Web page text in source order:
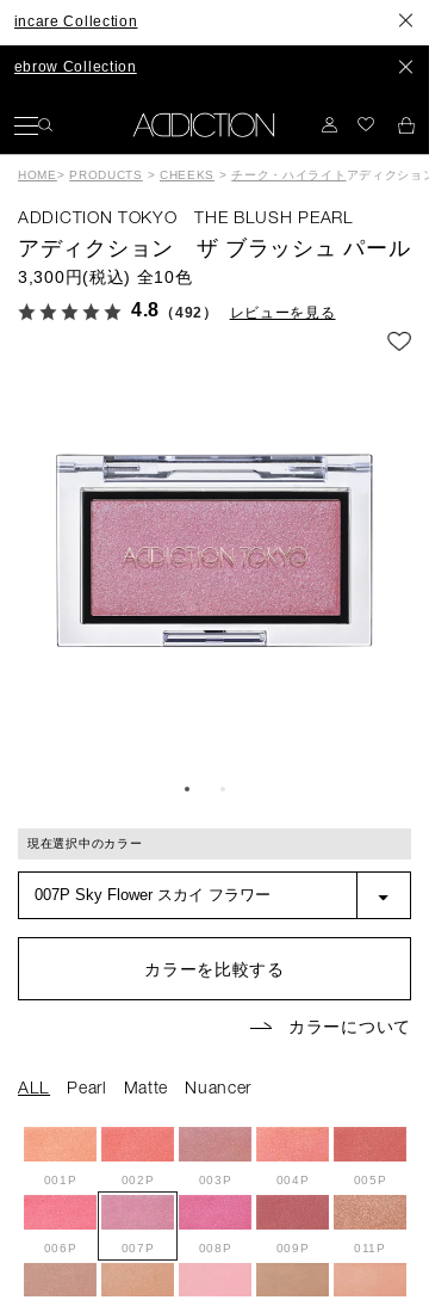
Collection
Collection
HOME> PRODUCTS > CHEEKS >チーク・ハイライト アディクシ
ADDICTION TOKYO THE BLUSH PEARL
アディクション ザ ブラッシュ パール
3,300円(税込) 全10色
4.8 （492） レビューを見る
現在選択中のカラー
カラーを比較する
カラーについて
ALL Pearl Matte Nuancer
001P 002P 003P 004P 005P
006P 007P 008P 009P 011P